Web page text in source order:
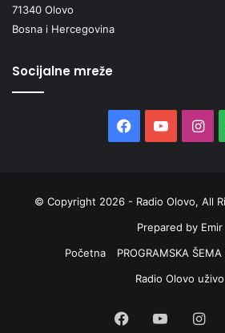
71340 Olovo
Bosna i Hercegovina
Socijalne mreže
Facebook
YouTube
© Copyright 2026 - Radio Olovo, All
Prepared by Emir
Početna
PROGRAMSKA
Radio Olovo uživo
Facebook
YouTube